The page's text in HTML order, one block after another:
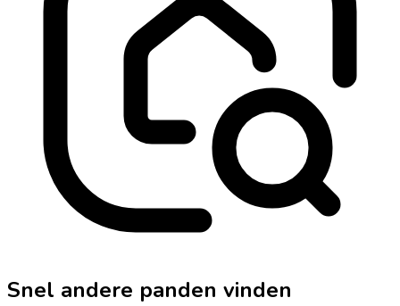
Snel andere panden vinden